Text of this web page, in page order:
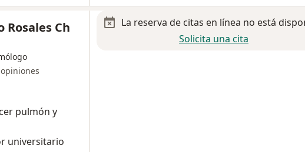
Rosales Ch
pulmón y
universitario
La reserva de citas en línea no está
Solicita una cita